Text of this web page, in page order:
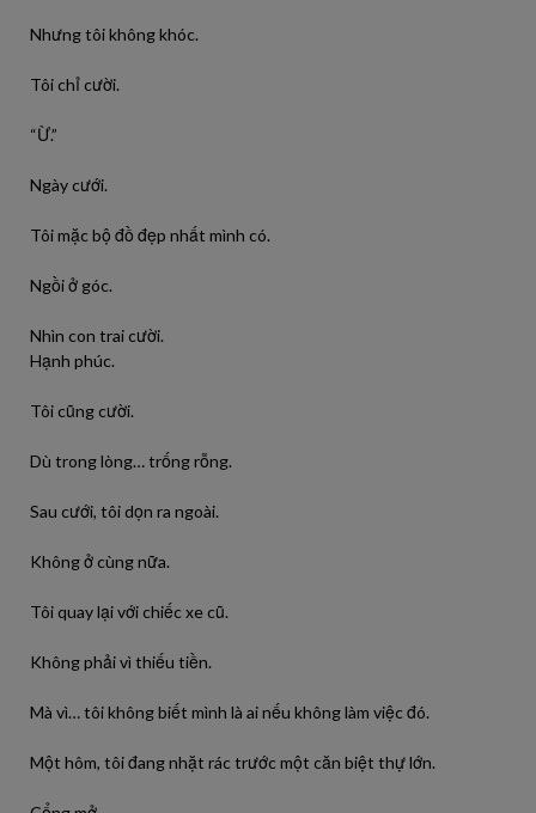
Nhưng tôi không khóc.
Tôi chỉ cười.
“Ừ.”
Ngày cưới.
Tôi mặc bộ đồ đẹp nhất mình có.
Ngồi ở góc.
Nhìn con trai cười.
Hạnh phúc.
Tôi cũng cười.
Dù trong lòng… trống rỗng.
Sau cưới, tôi dọn ra ngoài.
Không ở cùng nữa.
Tôi quay lại với chiếc xe cũ.
Không phải vì thiếu tiền.
Mà vì… tôi không biết mình là ai nếu không làm việc đó.
Một hôm, tôi đang nhặt rác trước một căn biệt thự lớn.